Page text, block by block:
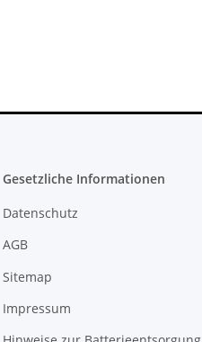
Gesetzliche Informationen
Datenschutz
AGB
Sitemap
Impressum